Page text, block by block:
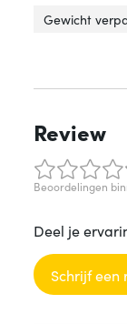
Gewicht
Review
Beoordelingen
Deel je
Schrijf een